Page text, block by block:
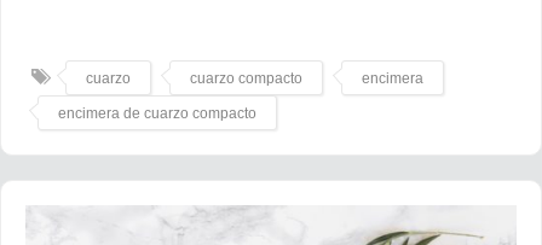
cuarzo cuarzo compacto encimera
encimera de cuarzo compacto